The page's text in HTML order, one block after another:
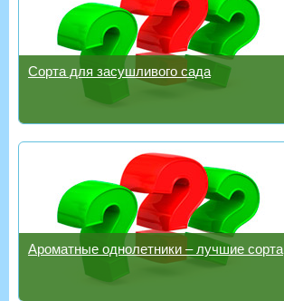
Сорта для засушливого сада
Ароматные однолетники – лучшие сорта